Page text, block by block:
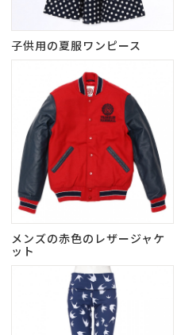
子供用の夏服ワンピース
メンズの赤色のレザージャケ
ット